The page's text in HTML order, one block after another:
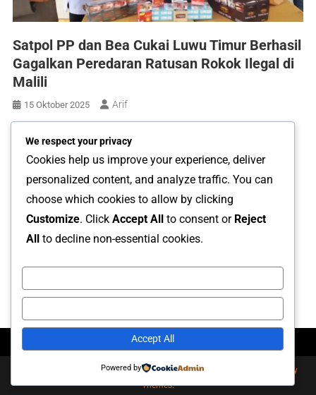
Satpol PP dan Bea Cukai Luwu Timur Berhasil
Gagalkan Peredaran Ratusan Rokok Ilegal di
Malili
15 Oktober 2025 Arif
Polisi Pamong Praja (Satpol PP) Kabupaten Luwu Timur kembali
membuahkan hasil. Dalam kegiatan penertiban Barang Kena
Cukai (BKC) ilegal yang digelar di Kecamatan Malili, Rabu
(15/10/2025), petugas berhasil mengamankan 92.200 batang
rokok ilegal dari berbagai merek. Jenis pelanggaran yang
ditemukan bervariasi, mulai dari rokok tanpa pita […]
Sajian Berira Berimbang (sarambang.id)|Theme: News Portal by
Mystery
Themes.
We respect your privacy
Cookies help us improve your experience, deliver
personalized content, and analyze traffic. You can
choose which cookies to allow by clicking
Customize. Click Accept All to consent or Reject
All to decline non-essential cookies.
Accept All
Powered by